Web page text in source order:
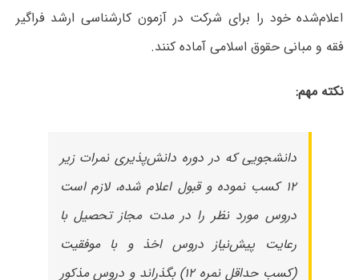
اعلام‌شده خود را برای شرکت در آزمون کارشناسی ارشد فراگیر
فقه و مبانی حقوق اسلامی آماده کنند.
نکته مهم:
دانشجویی که در دوره دانش‌پذیری نمرات زیر
۱۲ کسب نموده و قبول اعلام شده، لازم است
دروس مورد نظر را در مدت مجاز تحصیل با
رعایت پیش‌نیاز دروس اخذ و با موفقیت
(کسب حداقل نمره ۱۲) بگذراند و دروس مذکور